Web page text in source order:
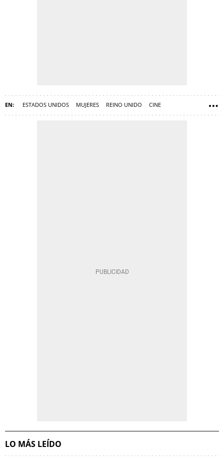
ESTADOS UNIDOS MUJERES REINO UNIDO CINE
LO MÁS LEÍDO